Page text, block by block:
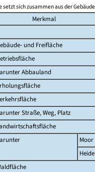
setzt sich zusammen aus der
Merkmal
und Freifläche
Abbauland
Straße, Weg, Platz
Moor
Heide